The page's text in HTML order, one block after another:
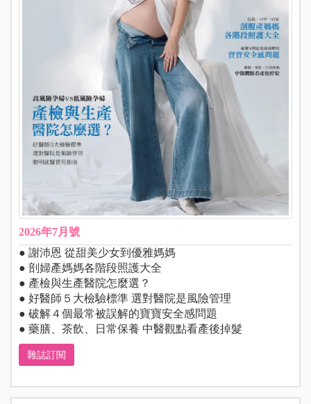
2026年7月號
● 謝沛恩 從甜美少女到優雅媽媽
● 剖婦產媽媽各階段照護大全
● 產檢與生產醫院怎麼選？
● 好醫師５大檢驗標準 選對醫院是風險管理
● 破解４個最常被誤解的寶寶安全感問題
● 藥膳、茶飲、日常保養 中醫觀點看產後掉髮
雜誌訂閱